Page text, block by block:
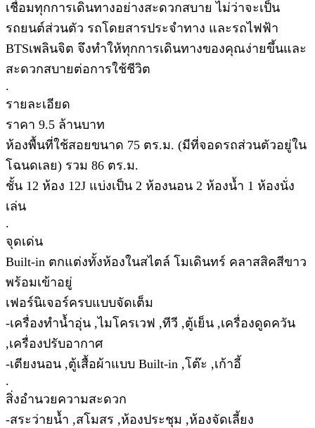
เชื่อมทุกการเดินทางอย่างสะดวกสบาย ไม่ว่าจะเป็น
รถยนต์ส่วนตัว รถโดยสารประจำทาง และรถไฟฟ้า
BTSเพลินจิต จึงทำให้ทุกการเดินทางของคุณง่ายขึ้นและ
สะดวกสบายต่อการใช้ชีวิต
.
รายละเอียด
ราคา 9.5 ล้านบาท
ห้องพื้นที่ใช้สอยขนาด 75 ตร.ม. (มีที่จอดรถส่วนตัวอยู่ใน
โฉนดเลย) รวม 86 ตร.ม.
ชั้น 12 ห้อง 12J แบ่งเป็น 2 ห้องนอน 2 ห้องน้ำ 1 ห้องนั่ง
เล่น
.
จุดเด่น
Built-in ตกแต่งทั้งห้องในสไตล์ โมเดินทร์ คลาสสิคสีขาว
พร้อมเข้าอยู่
เฟอร์นิเจอร์ครบแบบจัดเต็ม
-เครื่องทำน้ำอุ่น ,ไมโครเวฟ ,ทีวี ,ตู้เย็น ,เครื่องดูดควัน
,เครื่องปรับอากาศ
-เตียงนอน ,ตู้เสื้อผ้าแบบ Built-in ,โต๊ะ ,เก้าอี้
.
สิ่งอำนวยความสะดวก
-สระว่ายน้ำ ,สโมสร ,ห้องประชุม ,ห้องจัดเลี้ยง